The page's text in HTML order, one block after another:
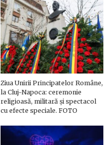
Ziua Unirii Principatelor Române,
la Cluj-Napoca: ceremonie
religioasă, militară și spectacol
cu efecte speciale. FOTO